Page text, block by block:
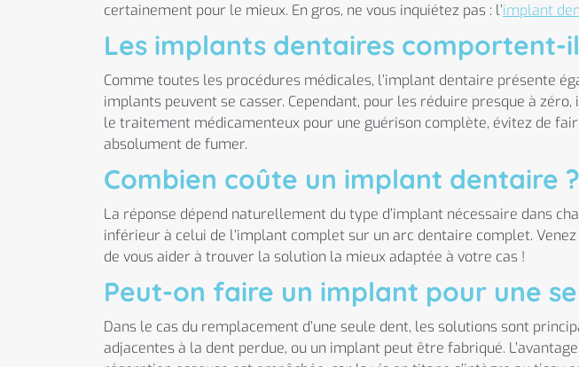
certainement pour le mieux. En gros, ne vous inquiétez pas : l’implant
Les implants dentaires comportent-
Comme toutes les procédures médicales, l’implant dentaire présente
implants peuvent se casser. Cependant, pour les réduire presque à
le traitement médicamenteux pour une guérison complète, évitez de
absolument de fumer.
Combien coûte un implant dentaire ?
La réponse dépend naturellement du type d’implant nécessaire dans
inférieur à celui de l’implant complet sur un arc dentaire complet.
de vous aider à trouver la solution la mieux adaptée à votre cas !
Peut-on faire un implant pour une
Dans le cas du remplacement d’une seule dent, les solutions sont
adjacentes à la dent perdue, ou un implant peut être fabriqué.